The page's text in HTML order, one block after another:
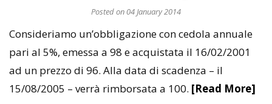
Posted on 04 January 2014
Consideriamo un’obbligazione con cedola annuale
pari al 5%, emessa a 98 e acquistata il 16/02/2001
ad un prezzo di 96. Alla data di scadenza – il
15/08/2005 – verrà rimborsata a 100. [Read More]